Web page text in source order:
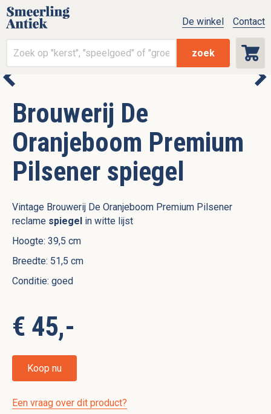
zoek
De winkel Contact
Brouwerij De
Oranjeboom Premium
Pilsener spiegel
Vintage Brouwerij De Oranjeboom Premium Pilsener
reclame spiegel in witte lijst
Hoogte: 39,5 cm
Breedte: 51,5 cm
Conditie: goed
€ 45,-
Koop nu
Een vraag over dit product?